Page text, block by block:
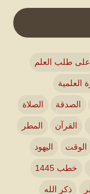
طلب العلم
العلمية
الصدقة الصلاة
القرآن المطر
الوقت اليهود
خطب 1445
ذكر الله